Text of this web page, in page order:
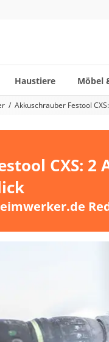
Haustiere Möbel
Akkuschrauber Festool
CXS: